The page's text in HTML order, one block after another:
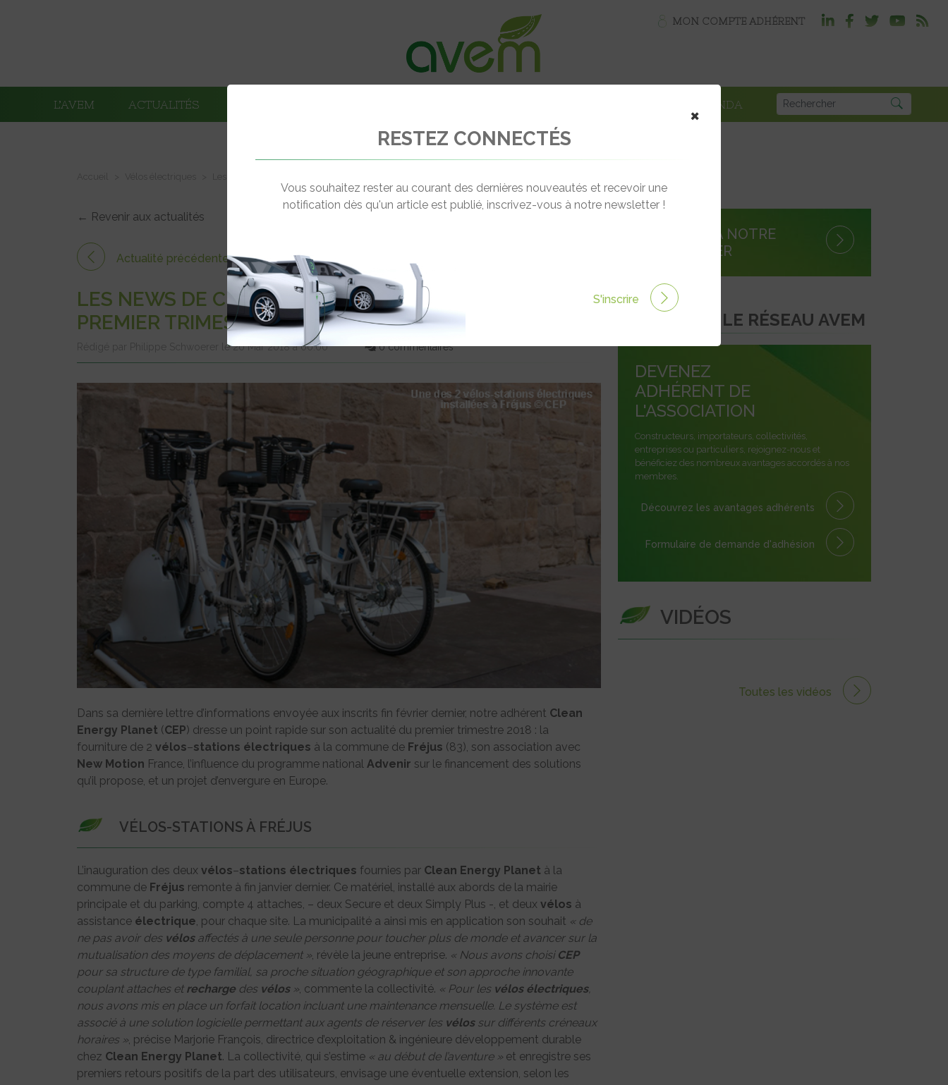
MON COMPTE ADHÉRENT
L’AVEM ACTUALITÉS AGENDA
← Revenir aux actualités
Actualité précédente
LES NEWS DE CLEAN ENERGY PLANET POUR LE
PREMIER TRIMESTRE 2018
Rédigé par Philippe Schwoerer le 20 Mar 2018 à 00:00 0 commentaires
Dans sa dernière lettre d’informations envoyée aux inscrits fin février dernier, notre adhérent Clean
Energy Planet (CEP) dresse un point rapide sur son actualité du premier trimestre 2018 : la
fourniture de 2 vélos–stations électriques à la commune de Fréjus (83), son association avec
New Motion France, l’influence du programme national Advenir sur le financement des solutions
qu’il propose, et un projet d’envergure en Europe.
VÉLOS-STATIONS À FRÉJUS
L’inauguration des deux vélos–stations électriques fournies par Clean Energy Planet à la
commune de Fréjus remonte à fin janvier dernier. Ce matériel, installé aux abords de la mairie
principale et du parking, compte 4 attaches, – deux Secure et deux Simply Plus -, et deux vélos à
assistance électrique, pour chaque site. La municipalité a ainsi mis en application son souhait « de
ne pas avoir des vélosaffectés à une seule personne pour toucher plus de monde et avancer sur la
mutualisation des moyens de déplacement », révèle la jeune entreprise. « Nous avons choisi CEP
pour sa structure de type familial, sa proche situation géographique et son approche innovante
couplant attaches et recharge des vélos», commente la collectivité. « Pour les vélos électriques,
nous avons mis en place un forfait location incluant une maintenance mensuelle. Le système est
associé à une solution logicielle permettant aux agents de réserver les vélossur différents créneaux
horaires », précise Marjorie François, directrice d’exploitation & ingénieure développement durable
chez Clean Energy Planet. La collectivité, qui s’estime « au début de l’aventure » et enregistre ses
premiers retours positifs de la part des utilisateurs, envisage une éventuelle extension, selon les
S'INSCRIRE À NOTRE
NEWSLETTER
REJOINDRE LE RÉSEAU AVEM
DEVENEZ
ADHÉRENT DE
L'ASSOCIATION
Constructeurs, importateurs, collectivités,
entreprises ou particuliers, rejoignez-nous et
bénéficiez des nombreux avantages accordés à nos
membres.
Découvrez les avantages adhérents
Formulaire de demande d'adhésion
VIDÉOS
Toutes les vidéos
×
RESTEZ CONNECTÉS
Vous souhaitez rester au courant des dernières nouveautés et recevoir une
notification dès qu'un article est publié, inscrivez-vous à notre newsletter !
S'inscrire